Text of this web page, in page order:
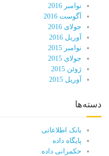
نوامبر 2016
آگوست 2016
جولای 2016
آوریل 2016
نوامبر 2015
جولای 2015
ژوئن 2015
آوریل 2015
دسته‌ها
بانک اطلاعاتی
پایگاه داده
حکمرانی داده